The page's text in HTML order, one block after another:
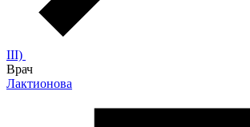
III)
Врач
Лактионова